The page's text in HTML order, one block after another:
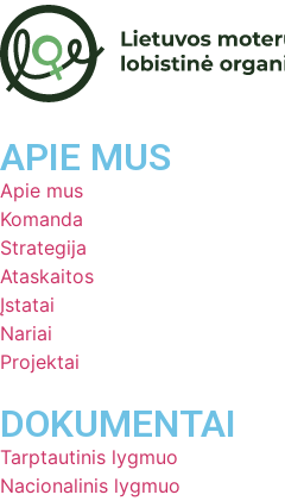
APIE MUS
Apie mus
Komanda
Strategija
Ataskaitos
Įstatai
Nariai
Projektai
DOKUMENTAI
Tarptautinis lygmuo
Nacionalinis lygmuo